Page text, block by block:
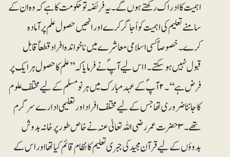
اہمیت کا ادراک رکھتے ہوں گے۔ یہ فریضہ تو حکومت کا ہے کہ وہ ان کے
سامنے تعلیم کی اہمیت کو اُجاگر کرے اور انھیں حصول علم پر آمادہ
کرے۔ خصوصاً کسی اسلامی معاشرے میں ناخواندہ افراد قطعاً قابل
قبول نہیں ہو سکتے۔۱ اس لیے آپؐ نے فرمایا کہ ’’علم کا حصول ہر ایک پر
فرض ہے‘‘ ۔۲ آپؐ کے عہد مبارک میں ہر نومسلم کے لیے مختلف علوم
کا جاننا ضروری تھاجس کے لیے مختلف افراد اور تعلیمی ادارے سرگرم
تھے۔۳ حضرت عمر رضی اللہ تعالیٰ عنہ نے خاص طور پر خانہ بدوش
بدوؤں کے لیے قرآن مجید کی جبری تعلیم کا نظام قائم کیا تھا اور اس کے